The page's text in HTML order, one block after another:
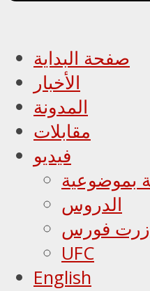
صفحة البداية
الأخبار
المدونة
مقابلات
فيديو
بموضوعية
الدروس
فورس
UFC
English